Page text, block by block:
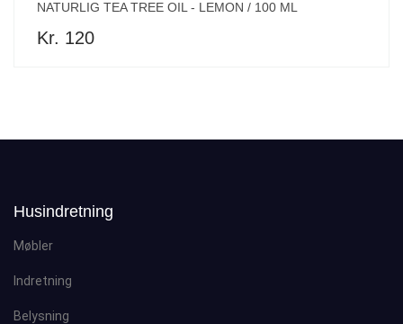
NATURLIG TEA TREE OIL - LEMON / 100 ML
Kr. 120
Husindretning
Møbler
Indretning
Belysning